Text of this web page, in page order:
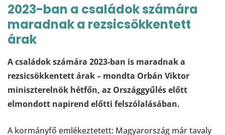
2023-ban a családok számára
maradnak a rezsicsökkentett
árak
A családok számára 2023-ban is maradnak a
rezsicsökkentett árak – mondta Orbán Viktor
miniszterelnök hétfőn, az Országgyűlés előtt
elmondott napirend előtti felszólalásában.
A kormányfő emlékeztetett: Magyarország már tavaly